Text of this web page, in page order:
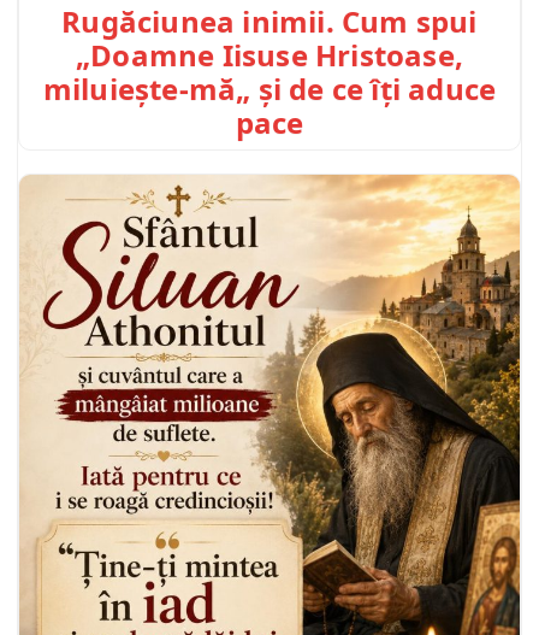
Rugăciunea inimii. Cum spui
„Doamne Iisuse Hristoase,
miluiește-mă„ și de ce îți aduce
pace